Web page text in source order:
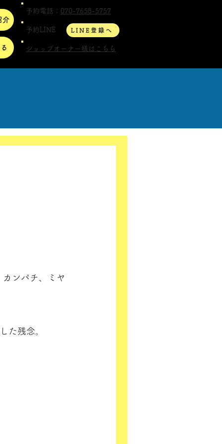
介
予約電話： 070-7658-5757
予約LINE LINE登録へ
ショップオーナー様はこちら
ンパチ、ミヤ
た残念。